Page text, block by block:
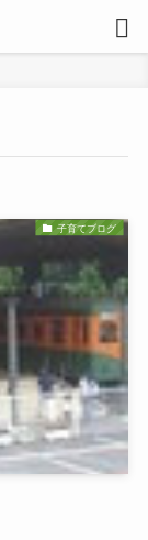
子育てブログ